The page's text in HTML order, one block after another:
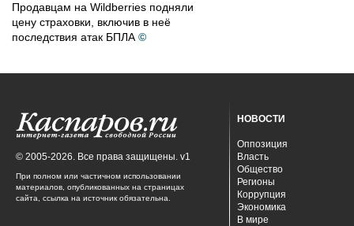
Продавцам на Wildberries подняли
цену страховки, включив в неё
последствия атак БПЛА ©
© 2005-2026. Все права защищены. v1
При полном или частичном использовании
материалов, опубликованных на страницах
сайта, ссылка на источник обязательна.
НОВОСТИ
Оппозиция
Власть
Общество
Регионы
Коррупция
Экономика
В мире